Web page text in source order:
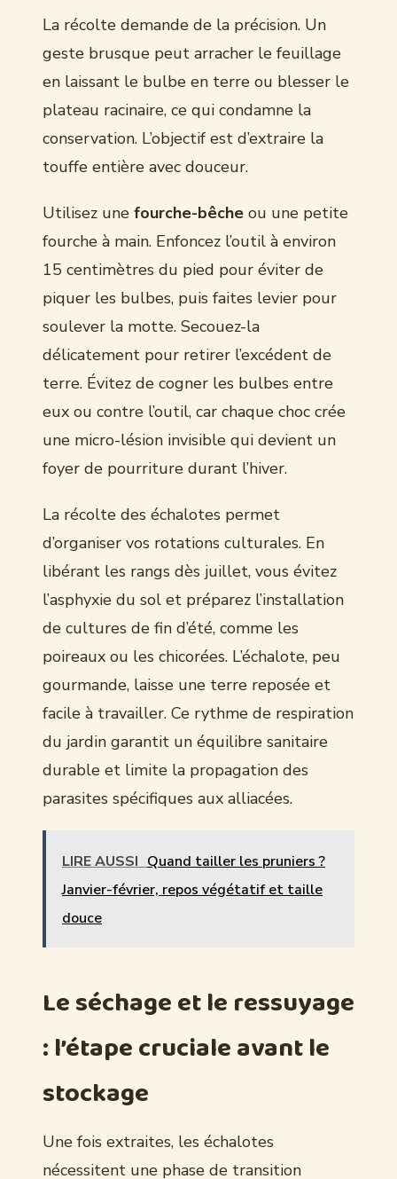
La récolte demande de la précision. Un
geste brusque peut arracher le feuillage
en laissant le bulbe en terre ou blesser le
plateau racinaire, ce qui condamne la
conservation. L’objectif est d’extraire la
touffe entière avec douceur.
Utilisez une fourche-bêche ou une petite
fourche à main. Enfoncez l’outil à environ
15 centimètres du pied pour éviter de
piquer les bulbes, puis faites levier pour
soulever la motte. Secouez-la
délicatement pour retirer l’excédent de
terre. Évitez de cogner les bulbes entre
eux ou contre l’outil, car chaque choc crée
une micro-lésion invisible qui devient un
foyer de pourriture durant l’hiver.
La récolte des échalotes permet
d’organiser vos rotations culturales. En
libérant les rangs dès juillet, vous évitez
l’asphyxie du sol et préparez l’installation
de cultures de fin d’été, comme les
poireaux ou les chicorées. L’échalote, peu
gourmande, laisse une terre reposée et
facile à travailler. Ce rythme de respiration
du jardin garantit un équilibre sanitaire
durable et limite la propagation des
parasites spécifiques aux alliacées.
LIRE AUSSI Quand tailler les pruniers ?
Janvier-février, repos végétatif et taille
douce
Le séchage et le ressuyage
: l’étape cruciale avant le
stockage
Une fois extraites, les échalotes
nécessitent une phase de transition